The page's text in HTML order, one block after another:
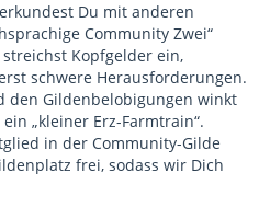
Du mit anderen
Community Zwei“
Kopfgelder ein,
schwere Herausforderungen.
den Gildenbelobigungen winkt
„kleiner Erz-Farmtrain“.
in der Community-Gilde
frei, sodass wir Dich